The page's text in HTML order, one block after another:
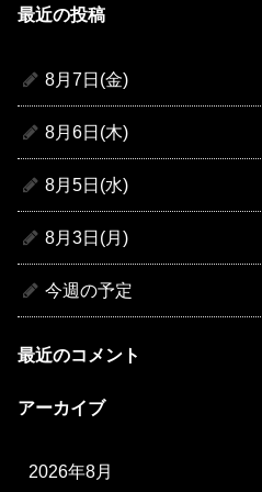
最近の投稿
8月7日(金)
8月6日(木)
8月5日(水)
8月3日(月)
今週の予定
最近のコメント
アーカイブ
2026年8月